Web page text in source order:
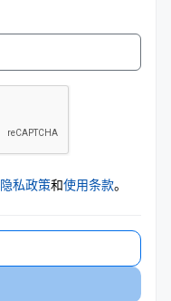
隐私政策和使用条款。